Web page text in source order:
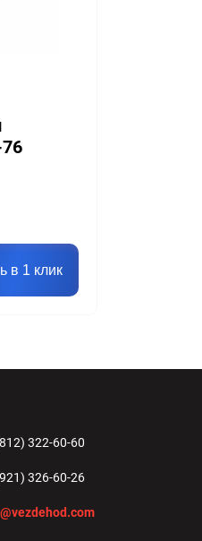
в 1 клик
322-60-60
326-60-26